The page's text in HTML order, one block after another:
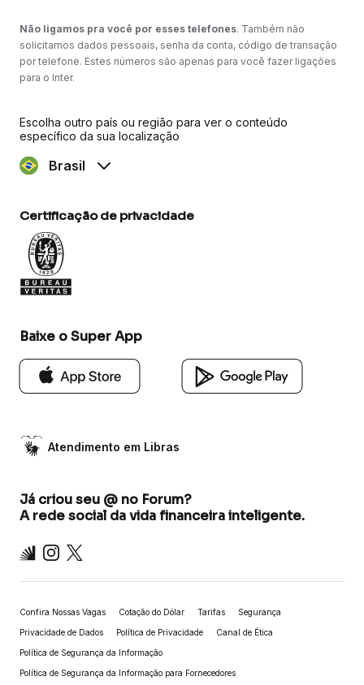
Não ligamos pra você por esses telefones. Também não
solicitamos dados pessoais, senha da conta, código de transação
por telefone. Estes números são apenas para você fazer ligações
para o Inter.
Escolha outro país ou região para ver o conteúdo
específico da sua localização
Brasil
Certificação de privacidade
Baixe o Super App
Atendimento em Libras
Já criou seu @ no Forum?
A rede social da vida financeira inteligente.
Inter Instagram
X
Confira Nossas Vagas Cotação do Dólar Tarifas Segurança
Privacidade de Dados Política de Privacidade Canal de Ética
Política de Segurança da Informação
Política de Segurança da Informação para Fornecedores